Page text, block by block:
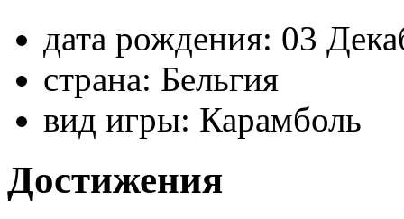
дата рождения: 03
страна: Бельгия
вид игры: Карамболь
Достижения